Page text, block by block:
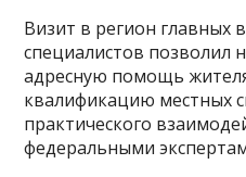
Визит в регион главных
специалистов позволил
адресную помощь
квалификацию местных
практического
федеральными